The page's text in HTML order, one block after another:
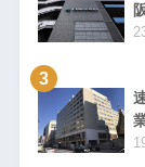
3